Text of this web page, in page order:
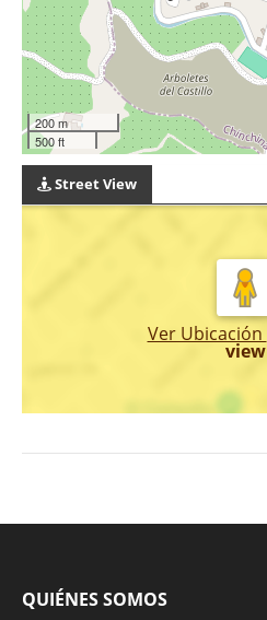
200 m
500 ft
Street View
Ver Ubicación
view
QUIÉNES SOMOS